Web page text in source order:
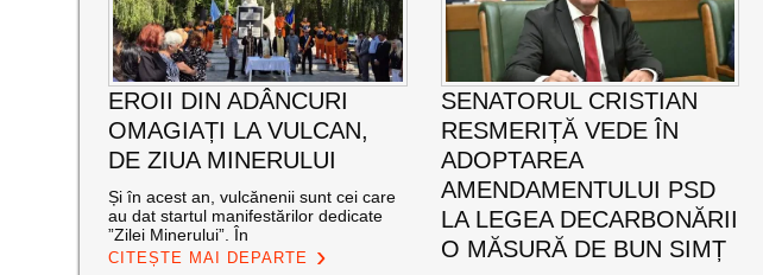
EROII DIN ADÂNCURI
OMAGIAȚI LA VULCAN,
DE ZIUA MINERULUI
Și în acest an, vulcănenii sunt cei care
au dat startul manifestărilor dedicate
”Zilei Minerului”. În
CITEȘTE MAI DEPARTE
SENATORUL CRISTIAN
RESMERIȚĂ VEDE ÎN
ADOPTAREA
AMENDAMENTULUI PSD
LA LEGEA DECARBONĂRII
O MĂSURĂ DE BUN SIMȚ